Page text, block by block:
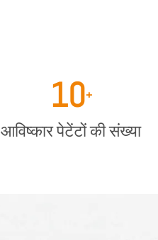
10+
आविष्कार पेटेंटों की संख्या